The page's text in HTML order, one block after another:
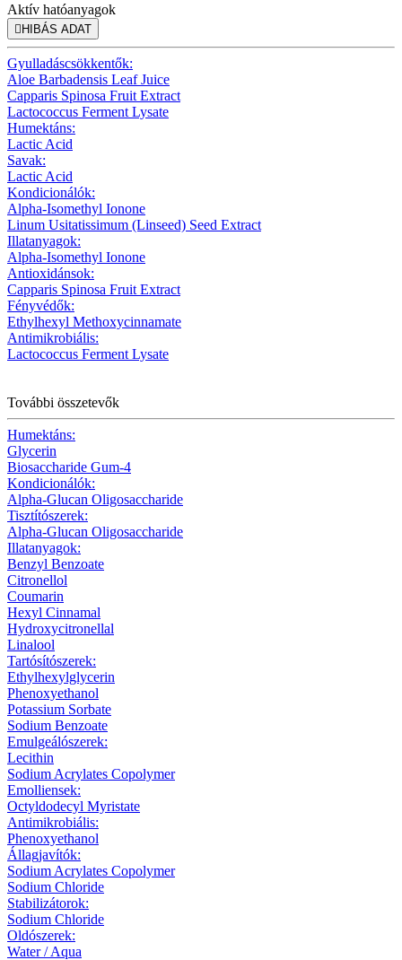
Aktív hatóanyagok
HIBÁS ADAT
Gyulladáscsökkentők:
Aloe Barbadensis Leaf Juice
Capparis Spinosa Fruit Extract
Lactococcus Ferment Lysate
Humektáns:
Lactic Acid
Savak:
Lactic Acid
Kondicionálók:
Alpha-Isomethyl Ionone
Linum Usitatissimum (Linseed) Seed Extract
Illatanyagok:
Alpha-Isomethyl Ionone
Antioxidánsok:
Capparis Spinosa Fruit Extract
Fényvédők:
Ethylhexyl Methoxycinnamate
Antimikrobiális:
Lactococcus Ferment Lysate
További összetevők
Humektáns:
Glycerin
Biosaccharide Gum-4
Kondicionálók:
Alpha-Glucan Oligosaccharide
Tisztítószerek:
Alpha-Glucan Oligosaccharide
Illatanyagok:
Benzyl Benzoate
Citronellol
Coumarin
Hexyl Cinnamal
Hydroxycitronellal
Linalool
Tartósítószerek:
Ethylhexylglycerin
Phenoxyethanol
Potassium Sorbate
Sodium Benzoate
Emulgeálószerek:
Lecithin
Sodium Acrylates Copolymer
Emolliensek:
Octyldodecyl Myristate
Antimikrobiális:
Phenoxyethanol
Állagjavítók:
Sodium Acrylates Copolymer
Sodium Chloride
Stabilizátorok:
Sodium Chloride
Oldószerek:
Water / Aqua